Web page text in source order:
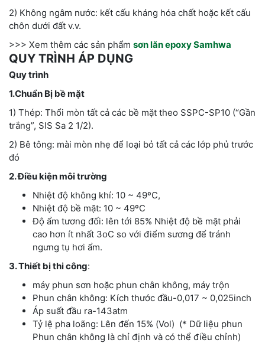
2) Không ngâm nước: kết cấu kháng hóa chất hoặc kết cấu
chôn dưới đất v.v.
>>> Xem thêm các sản phẩm sơn lăn epoxy Samhwa
QUY TRÌNH ÁP DỤNG
Quy trình
1.Chuẩn Bị bề mặt
1) Thép: Thổi mòn tất cả các bề mặt theo SSPC-SP10 (“Gần
trắng”, SIS Sa 2 1/2).
2) Bê tông: mài mòn nhẹ để loại bỏ tất cả các lớp phủ trước
đó
2. Điều kiện môi trường
Nhiệt độ không khí: 10 ~ 49ºC,
Nhiệt độ bề mặt: 10 ~ 49ºC
Độ ẩm tương đối: lên tới 85% Nhiệt độ bề mặt phải
cao hơn ít nhất 3oC so với điểm sương để tránh
ngưng tụ hơi ẩm.
3. Thiết bị thi công:
máy phun sơn hoặc phun chân không, máy trộn
Phun chân không: Kích thước đầu-0,017 ~ 0,025inch
Áp suất đầu ra-143atm
Tỷ lệ pha loãng: Lên đến 15% (Vol) (* Dữ liệu phun
Phun chân không là chỉ định và có thể điều chỉnh)